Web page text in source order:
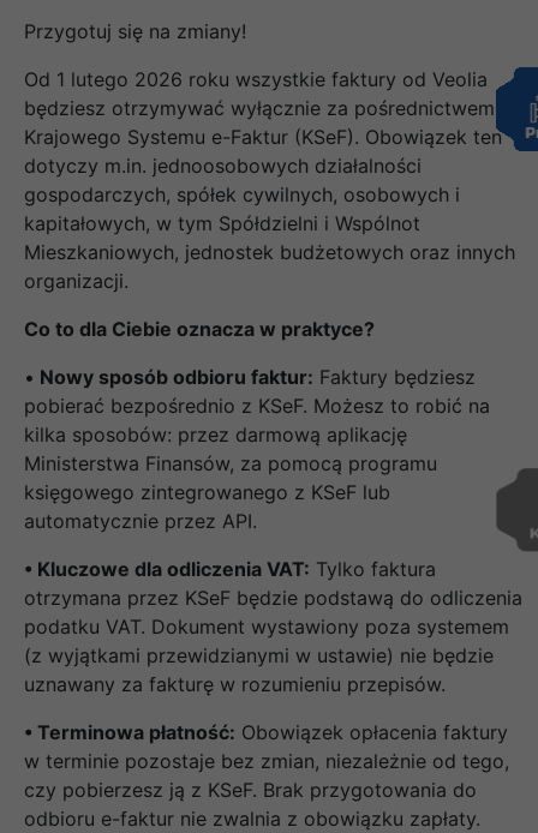
Przygotuj się na zmiany!
Od 1 lutego 2026 roku wszystkie faktury od Veolia
będziesz otrzymywać wyłącznie za pośrednictwem
Krajowego Systemu e-Faktur (KSeF). Obowiązek ten
dotyczy m.in. jednoosobowych działalności
gospodarczych, spółek cywilnych, osobowych i
kapitałowych, w tym Spółdzielni i Wspólnot
Mieszkaniowych, jednostek budżetowych oraz innych
organizacji.
Co to dla Ciebie oznacza w praktyce?
• Nowy sposób odbioru faktur: Faktury będziesz
pobierać bezpośrednio z KSeF. Możesz to robić na
kilka sposobów: przez darmową aplikację
Ministerstwa Finansów, za pomocą programu
księgowego zintegrowanego z KSeF lub
automatycznie przez API.
• Kluczowe dla odliczenia VAT: Tylko faktura
otrzymana przez KSeF będzie podstawą do odliczenia
podatku VAT. Dokument wystawiony poza systemem
(z wyjątkami przewidzianymi w ustawie) nie będzie
uznawany za fakturę w rozumieniu przepisów.
• Terminowa płatność: Obowiązek opłacenia faktury
w terminie pozostaje bez zmian, niezależnie od tego,
czy pobierzesz ją z KSeF. Brak przygotowania do
odbioru e-faktur nie zwalnia z obowiązku zapłaty.